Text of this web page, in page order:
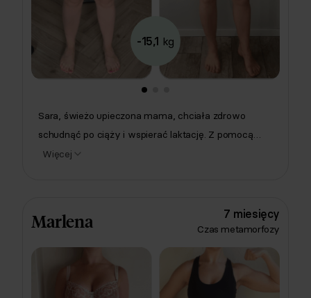
-15,1 kg
Sara, świeżo upieczona mama, chciała zdrowo
schudnąć po ciąży i wspierać laktację. Z pomocą
dietetyczki Pauliny Kurzawy schudła ponad 15 kg,
Dziś wie, że dieta to nie wyrzeczenia, a sposób na
lepsze samopoczucie! 💛
Więcej
Marlena 7 miesięcy
Czas metamorfozy